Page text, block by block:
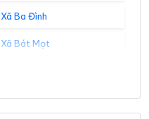
Xã Ba Đình
Xã Bát Mọt
Xã Cẩm Thạch